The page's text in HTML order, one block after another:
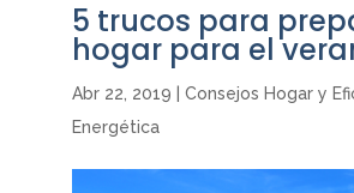
5 trucos para
hogar para el
Abr 22, 2019
Consejos Hogar y
Energética